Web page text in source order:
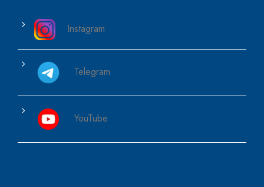
Instagram
Telegram
YouTube